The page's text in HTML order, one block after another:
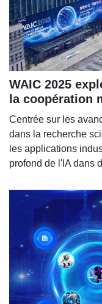
WAIC 2025
la coopération
Centrée sur les
dans la recherche
les applications
profond de l'IA dans